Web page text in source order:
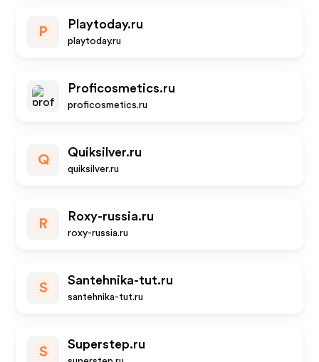
P
Playtoday.ru
playtoday.ru
Proficosmetics.ru
proficosmetics.ru
Q
Quiksilver.ru
quiksilver.ru
R
Roxy-russia.ru
roxy-russia.ru
S
Santehnika-tut.ru
santehnika-tut.ru
S
Superstep.ru